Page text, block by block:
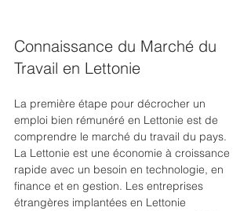
Connaissance du Marché du
Travail en Lettonie
La première étape pour décrocher un
emploi bien rémunéré en Lettonie est de
comprendre le marché du travail du pays.
La Lettonie est une économie à croissance
rapide avec un besoin en technologie, en
finance et en gestion. Les entreprises
étrangères implantées en Lettonie